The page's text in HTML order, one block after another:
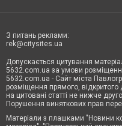
З питань реклами:
rek@citysites.ua
Допускається цитування
5632.com.ua за умови
5632.com.ua - Сайт міста
розміщення прямого,
на цитовані статті не нижче
Порушення виняткових прав
Матеріали з плашками "Новини